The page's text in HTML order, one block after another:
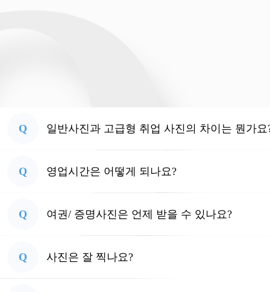
Q 일반사진과 고급형 취업 사진의 차이는 뭔가요
Q 영업시간은 어떻게 되나요?
Q 여권/ 증명사진은 언제 받을 수 있나요?
Q 사진은 잘 찍나요?